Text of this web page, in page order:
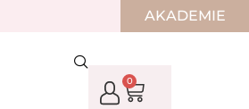
AKADEMIE
0